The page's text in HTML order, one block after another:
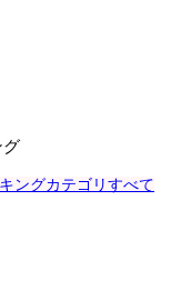
グ
ングカテゴリすべて